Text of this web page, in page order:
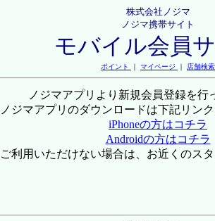
株式会社ノジマ
ノジマ携帯サイト
モバイル会員
ポイント ｜ マイページ ｜ 店舗検索
ノジマアプリより新規会員登録を行
ノジマアプリのダウンロードは下記リン
iPhoneの方はコチラ
Androidの方はコチラ
利用いただけない場合は、お近くのス